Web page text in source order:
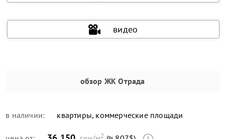
видео
обзор ЖК Отрада
в наличии: квартиры, коммерческие площади
2